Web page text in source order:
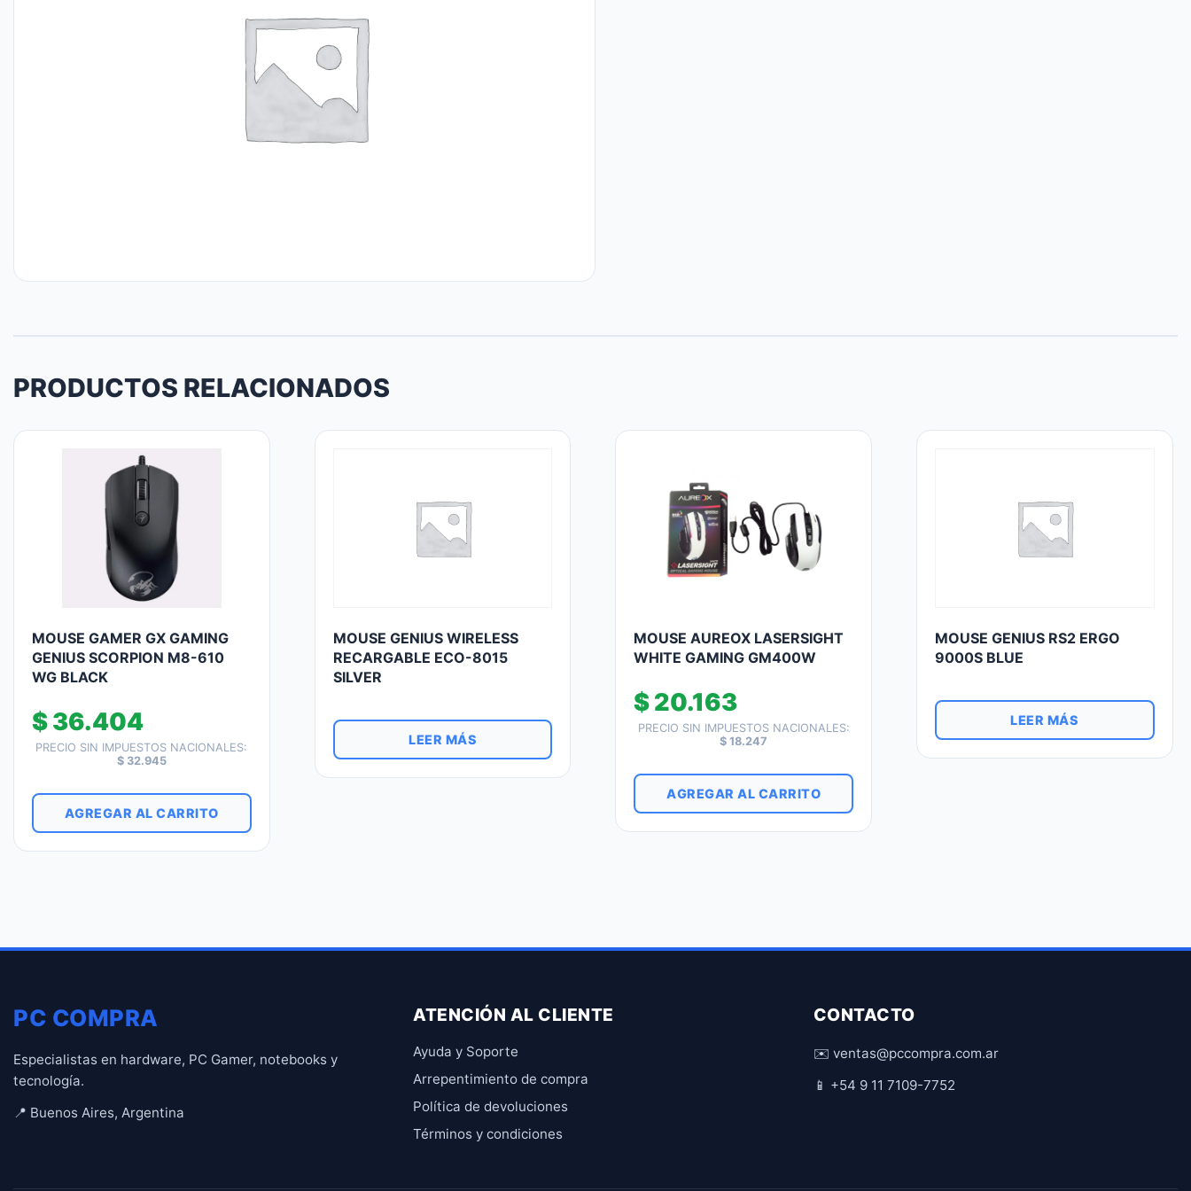
PRODUCTOS RELACIONADOS
MOUSE GAMER GX GAMING
GENIUS SCORPION M8-610
WG BLACK
$36.404
PRECIO SIN IMPUESTOS NACIONALES:
$32.945
AGREGAR AL CARRITO
MOUSE GENIUS WIRELESS
RECARGABLE ECO-8015
SILVER
LEER MÁS
MOUSE AUREOX LASERSIGHT
WHITE GAMING GM400W
$20.163
PRECIO SIN IMPUESTOS NACIONALES:
$ 18.247
AGREGAR AL CARRITO
MOUSE GENIUS RS2 ERGO
9000S BLUE
LEER MÁS
PC COMPRA
Especialistas en hardware, PC Gamer, notebooks y
tecnología.
📍 Buenos Aires, Argentina
ATENCIÓN AL CLIENTE
Ayuda y Soporte
Arrepentimiento de compra
Política de devoluciones
Términos y condiciones
CONTACTO
✉️ ventas@pccompra.com.ar
📱 +54 9 11 7109-7752